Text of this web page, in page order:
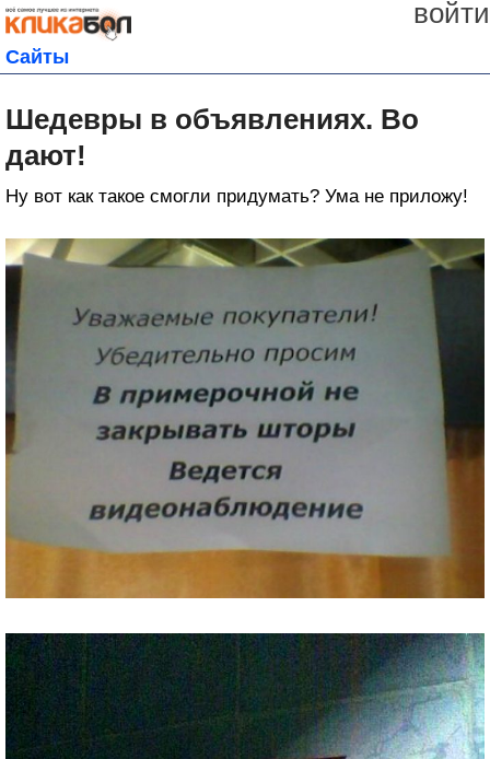
войти
Сайты
Шедевры в объявлениях. Во
дают!
Ну вот как такое смогли придумать? Ума не приложу!